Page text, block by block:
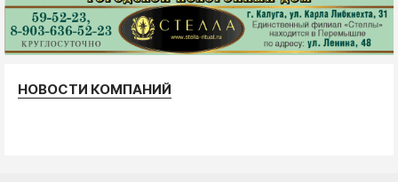
НОВОСТИ КОМПАНИЙ